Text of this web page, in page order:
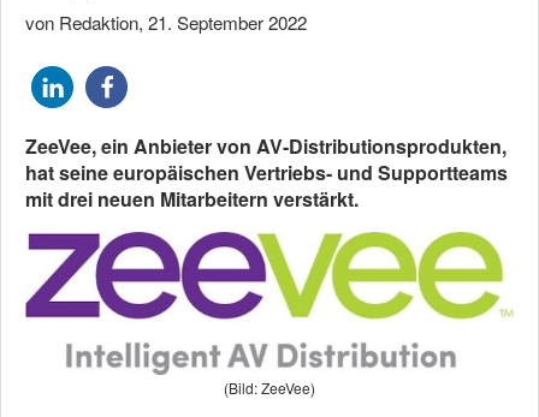
von Redaktion, 21. September 2022
ZeeVee, ein Anbieter von AV-Distributionsprodukten,
hat seine europäischen Vertriebs- und Supportteams
mit drei neuen Mitarbeitern verstärkt.
(Bild: ZeeVee)